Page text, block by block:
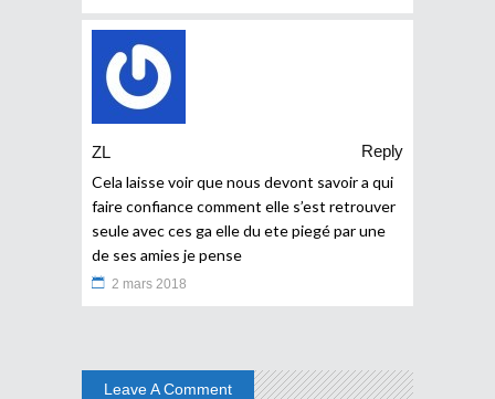
ZL
Reply
Cela laisse voir que nous devont savoir a qui
faire confiance comment elle s’est retrouver
seule avec ces ga elle du ete piegé par une
de ses amies je pense
2 mars 2018
Leave A Comment